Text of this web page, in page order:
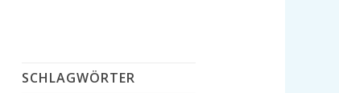
SCHLAGWÖRTER